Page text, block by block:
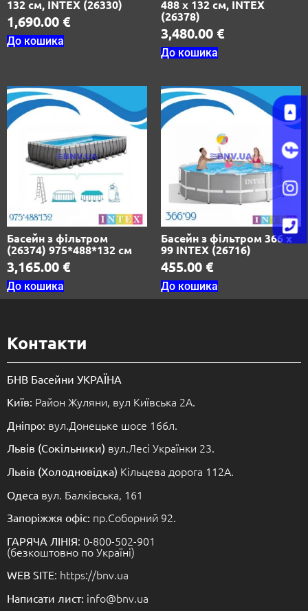
132 см, INTEX (26330)
1,690.00 €
До кошика
488 х 132 см, INTEX
(26378)
3,480.00 €
До кошика
Басейн з фільтром
(26374) 975*488*132 см
3,165.00 €
До кошика
Басейн з фільтром 366 х
99 INTEX (26716)
455.00 €
До кошика
Контакти
БНВ Басейни УКРАЇНА
Київ: Район Жуляни, вул Київська 2А.
Дніпро: вул.Донецьке шосе 166л.
Львів (Сокільники) вул.Лесі Українки 23.
Львів (Холодновідка) Кільцева дорога 112А.
Одеса вул. Балківська, 161
Запоріжжя офіс: пр.Соборний 92.
ГАРЯЧА ЛІНІЯ: 0-800-502-901
(безкоштовно по Україні)
WEB SITE: https://bnv.ua
Написати лист: info@bnv.ua